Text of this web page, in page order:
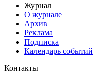
Журнал
О журнале
Архив
Реклама
Подписка
Календарь событий
Контакты